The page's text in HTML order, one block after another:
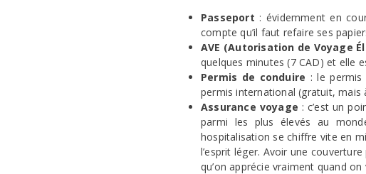
Passeport : évidemment en
compte qu’il faut refaire ses
AVE (Autorisation de Voyage
quelques minutes (7 CAD) et elle
Permis de conduire : le
permis international (gratuit, mais
Assurance voyage : c’est un
parmi les plus élevés au
hospitalisation se chiffre vite en
l’esprit léger. Avoir une
qu’on apprécie vraiment quand